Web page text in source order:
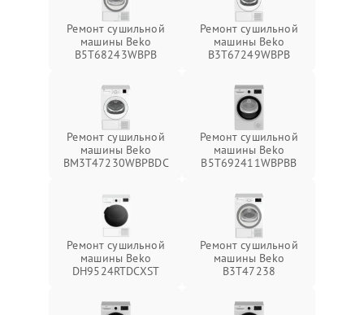
Ремонт сушильной
машины Beko
B5T68243WBPB
Ремонт сушильной
машины Beko
B3T67249WBPB
Ремонт сушильной
машины Beko
BM3T47230WBPBDC
Ремонт сушильной
машины Beko
B5T692411WBPBB
Ремонт сушильной
машины Beko
DH9524RTDCXST
Ремонт сушильной
машины Beko
B3T47238